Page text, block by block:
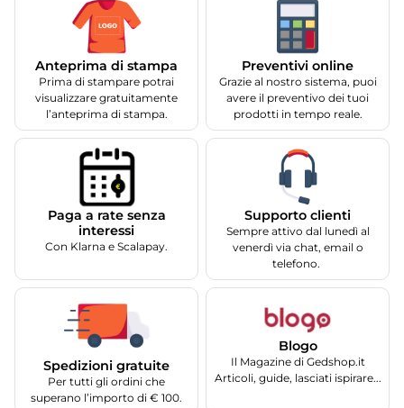
Anteprima di stampa
Prima di stampare potrai
visualizzare gratuitamente
l’anteprima di stampa.
Preventivi online
Grazie al nostro sistema, puoi
avere il preventivo dei tuoi
prodotti in tempo reale.
Paga a rate senza
interessi
Con Klarna e Scalapay.
Supporto clienti
Sempre attivo dal lunedì al
venerdì via chat, email o
telefono.
Spedizioni gratuite
Per tutti gli ordini che
superano l’importo di € 100.
Blogo
Il Magazine di Gedshop.it
Articoli, guide, lasciati ispirare...